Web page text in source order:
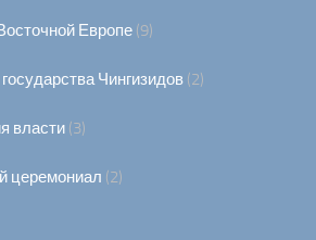
Европе (9)
Чингизидов (2)
власти (3)
церемониал (2)